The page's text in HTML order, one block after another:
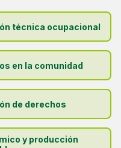
técnica ocupacional
en la comunidad
de derechos
y producción